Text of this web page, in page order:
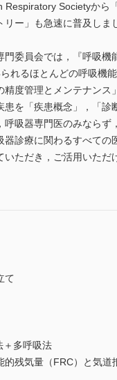
Societyか
ー」も急速に普及し
委員会では，『呼吸機
れるほとんどの呼吸機
度管理とメンテナン
を「疾患概念」，「診
吸器専門医のみならず
診療に関わるすべて
ただき，ご活用いただ
て
多呼吸法
残気量（FRC）と気道